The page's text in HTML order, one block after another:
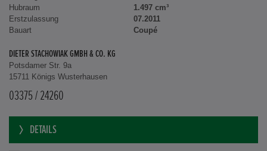
Hubraum
1.497 cm³
Erstzulassung
07.2011
Bauart
Coupé
DIETER STACHOWIAK GMBH & CO. KG
Potsdamer Str. 9a
15711 Königs Wusterhausen
03375 / 24260
DETAILS